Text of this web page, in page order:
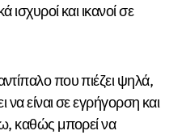
ισχυροί και ικανοί σε
που πιέζει ψηλά,
να είναι σε εγρήγορση και
καθώς μπορεί να